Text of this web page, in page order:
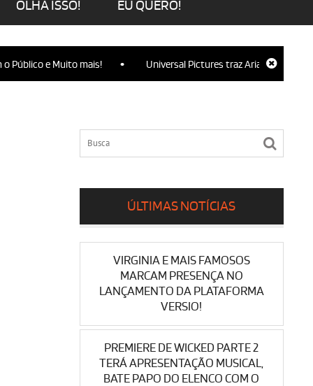
OLHA ISSO! EU QUERO!
e Muito mais! • Universal Pictures traz Ariana Grande,
ÚLTIMAS NOTÍCIAS
VIRGINIA E MAIS FAMOSOS
MARCAM PRESENÇA NO
LANÇAMENTO DA PLATAFORMA
VERSIO!
PREMIERE DE WICKED PARTE 2
TERÁ APRESENTAÇÃO MUSICAL,
BATE PAPO DO ELENCO COM O